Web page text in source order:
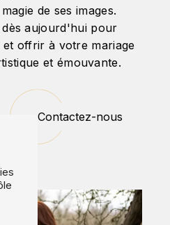
de ses images.
aujourd'hui pour
offrir à votre mariage
et émouvante.
Contactez-nous